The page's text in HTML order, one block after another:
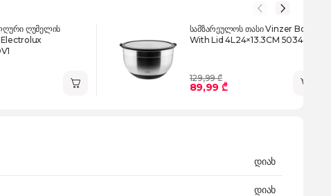
ღუმელის
Electrolux
სამზარეულოს თასი Vinzer Bowl
With Lid 4L24×13.3CM 50344
129,99 ₾
89,99 ₾
დიახ
დიახ